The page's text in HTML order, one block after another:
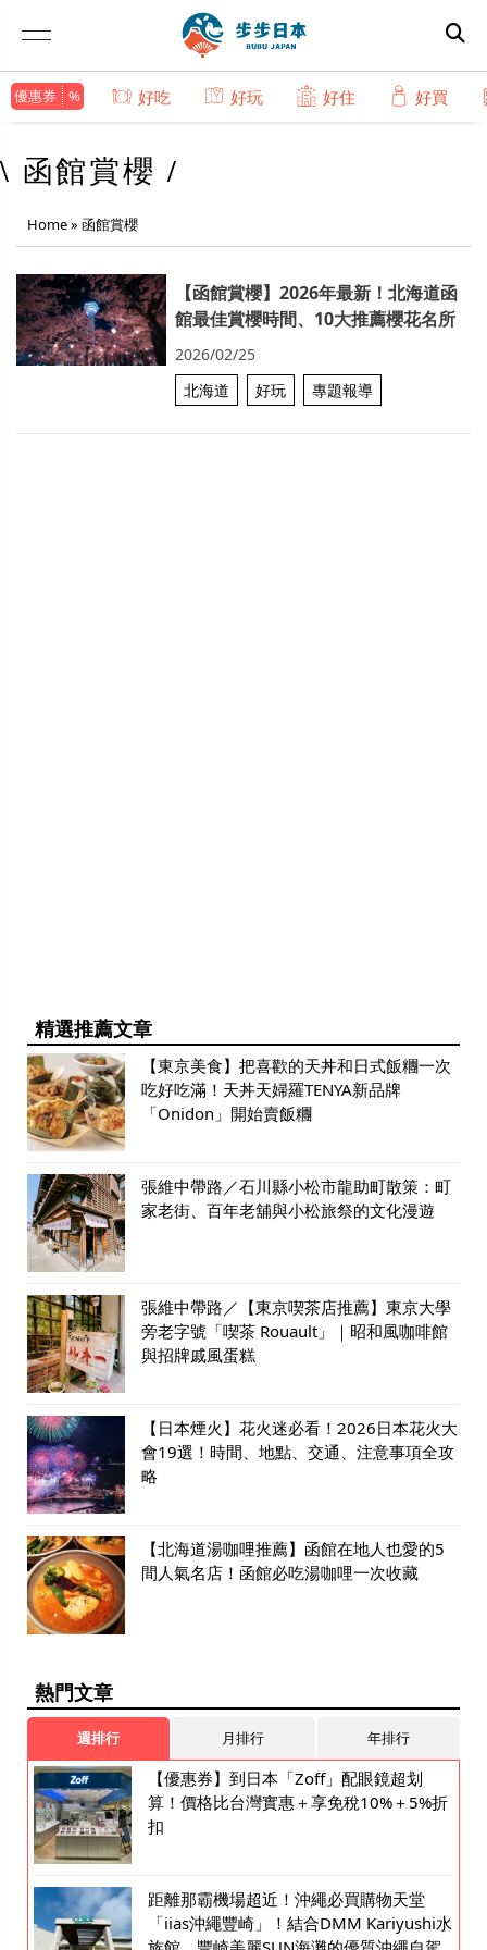
優惠券 好吃 好玩 好住 好買
\ 函館賞櫻 /
Home» 函館賞櫻
【函館賞櫻】2026年最新！北海道函
館最佳賞櫻時間、10大推薦櫻花名所
2026/02/25
北海道
好玩 專題報導
精選推薦文章
【東京美食】把喜歡的天丼和日式飯糰一次
吃好吃滿！天丼天婦羅TENYA新品牌
「Onidon」開始賣飯糰
張維中帶路／石川縣小松市龍助町散策：町
家老街、百年老舖與小松旅祭的文化漫遊
張維中帶路／【東京喫茶店推薦】東京大學
旁老字號「喫茶 Rouault」｜昭和風咖啡館
與招牌戚風蛋糕
【日本煙火】花火迷必看！2026日本花火大
會19選！時間、地點、交通、注意事項全攻
略
【北海道湯咖哩推薦】函館在地人也愛的5
間人氣名店！函館必吃湯咖哩一次收藏
熱門文章
週排行 月排行 年排行
【優惠券】到日本「Zoff」配眼鏡超划
算！價格比台灣實惠＋享免稅10%＋5%折
扣
距離那霸機場超近！沖繩必買購物天堂
「iias沖繩豐崎」！結合DMM Kariyushi水